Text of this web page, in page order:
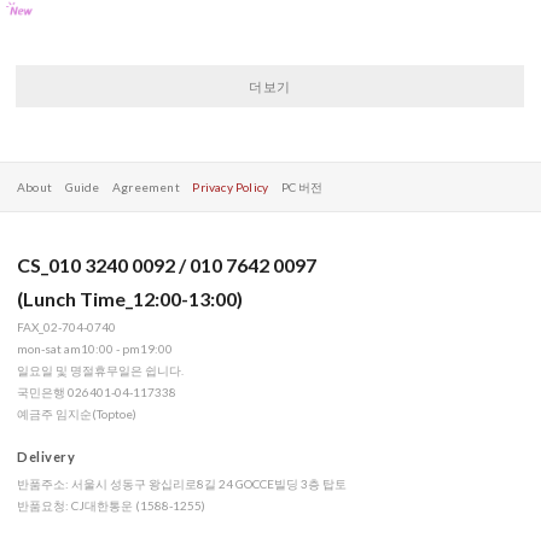
더보기
About Guide Agreement Privacy Policy PC 버전
CS_010 3240 0092 / 010 7642 0097
(Lunch Time_12:00-13:00)
FAX_02-704-0740
mon-sat am10:00 - pm19:00
일요일 및 명절휴무일은 쉽니다.
국민은행 026401-04-117338
예금주 임지순(Toptoe)
Delivery
반품주소: 서울시 성동구 왕십리로8길 24 GOCCE빌딩 3층 탑토
반품요청: CJ대한통운 (1588-1255)